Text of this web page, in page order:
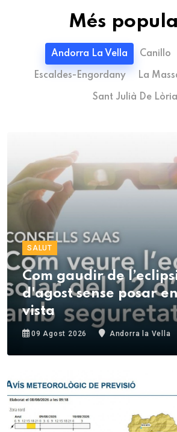
Més
Andorra La Vella Canillo
Escaldes-Engordany La
Sant Julià De Lòria
SALUT
Com gaudir de
d'agost sense posar
vista
09 Agost 2026 Andorra la Vella